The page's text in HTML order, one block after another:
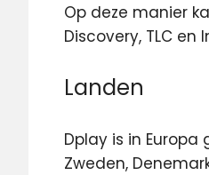
Op deze manier
Discovery, TLC
Landen
Dplay is in
Zweden,